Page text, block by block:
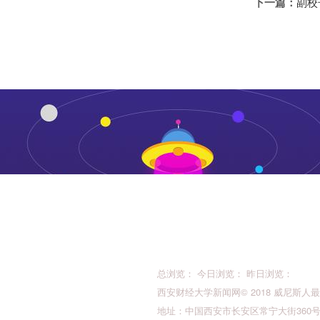
总浏览： 今日浏览： 昨日浏览：
西安财经大学新闻网© 2018 威尼斯人
地址：中国西安市长安区常宁大街360